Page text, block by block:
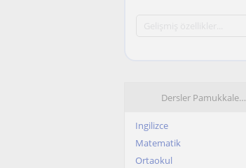
Dersler Pamukkale…
Ingilizce
Matematik
Ortaokul